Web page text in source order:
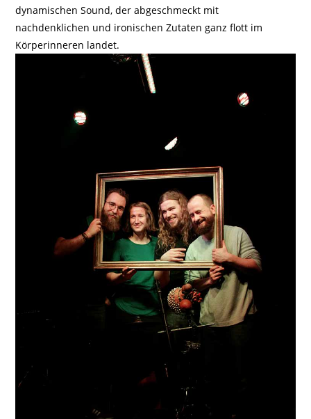
dynamischen Sound, der abgeschmeckt mit
nachdenklichen und ironischen Zutaten ganz flott im
Körperinneren landet.